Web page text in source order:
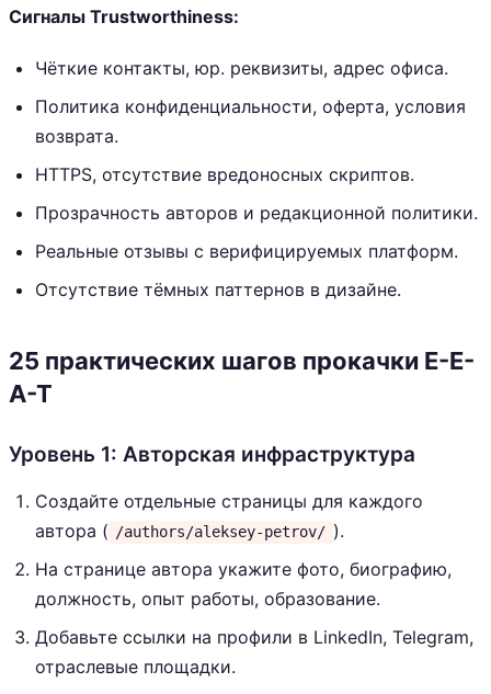
Сигналы Trustworthiness:
Чёткие контакты, юр. реквизиты, адрес офиса.
Политика конфиденциальности, оферта, условия
возврата.
HTTPS, отсутствие вредоносных скриптов.
Прозрачность авторов и редакционной политики.
Реальные отзывы с верифицируемых платформ.
Отсутствие тёмных паттернов в дизайне.
25 практических шагов прокачки E-E-
A-T
Уровень 1: Авторская инфраструктура
Создайте отдельные страницы для каждого
автора ( /authors/aleksey-petrov/ ).
На странице автора укажите фото, биографию,
должность, опыт работы, образование.
Добавьте ссылки на профили в LinkedIn, Telegram,
отраслевые площадки.